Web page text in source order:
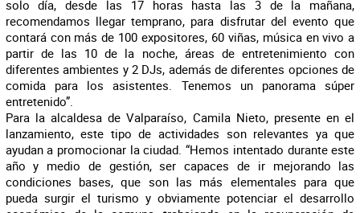
solo día, desde las 17 horas hasta las 3 de la mañana,
recomendamos llegar temprano, para disfrutar del evento que
contará con más de 100 expositores, 60 viñas, música en vivo a
partir de las 10 de la noche, áreas de entretenimiento con
diferentes ambientes y 2 DJs, además de diferentes opciones de
comida para los asistentes. Tenemos un panorama súper
entretenido”.
Para la alcaldesa de Valparaíso, Camila Nieto, presente en el
lanzamiento, este tipo de actividades son relevantes ya que
ayudan a promocionar la ciudad. “Hemos intentado durante este
año y medio de gestión, ser capaces de ir mejorando las
condiciones bases, que son las más elementales para que
pueda surgir el turismo y obviamente potenciar el desarrollo